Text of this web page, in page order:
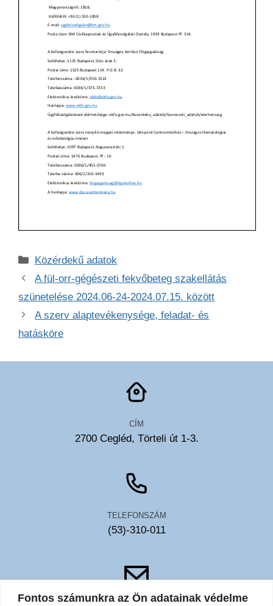
Fontos számunkra az Ön adatainak védelme
Kategória
Közérdekű adatok
A fül-orr-gégészeti fekvőbeteg szakellátás
szünetelése 2024.06-24-2024.07.15. között
A szerv alaptevékenysége, feladat- és
hatásköre
CÍM
2700 Cegléd, Törteli út 1-3.
TELEFONSZÁM
(53)-310-011